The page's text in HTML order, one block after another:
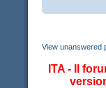
View unanswered
ITA - Il